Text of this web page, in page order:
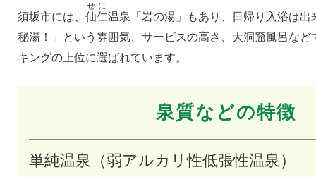
須坂市には、仙仁
せに
温泉「岩の湯」もあり、日帰り入浴は出
秘湯！」という雰囲気、サービスの高さ、大洞窟風呂など
キングの上位に選ばれています。
泉質などの特徴
単純温泉（弱アルカリ性低張性温泉）